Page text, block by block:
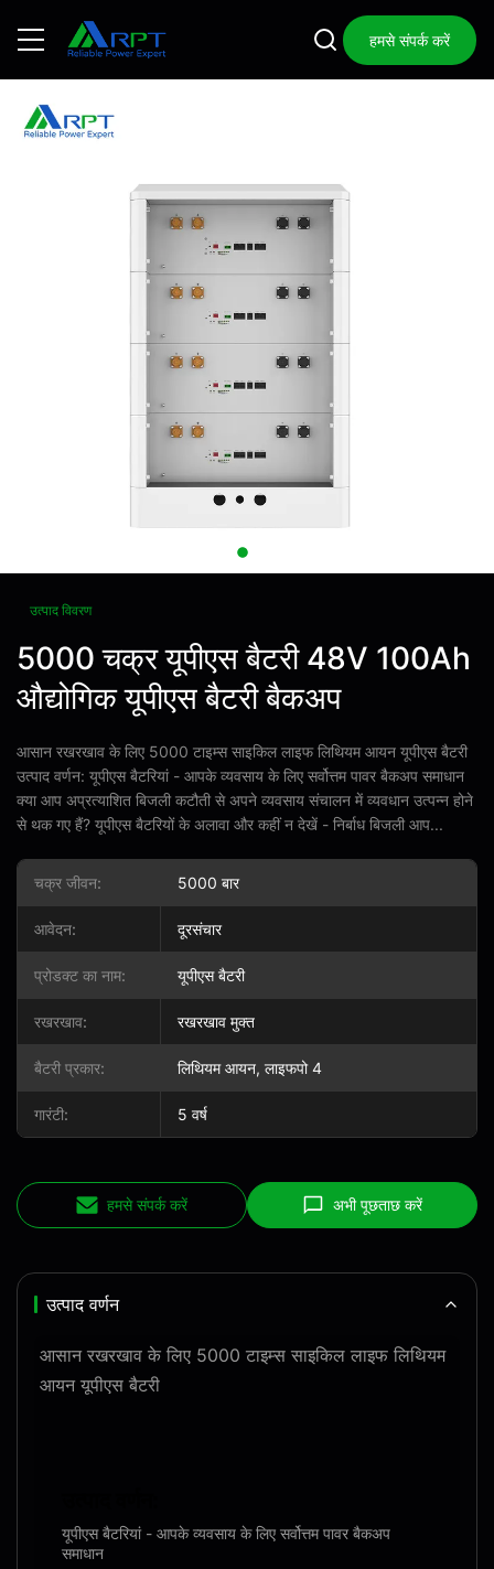
हमसे संपर्क करें
उत्पाद विवरण
5000 चक्र यूपीएस बैटरी 48V 100Ah
औद्योगिक यूपीएस बैटरी बैकअप
आसान रखरखाव के लिए 5000 टाइम्स साइकिल लाइफ लिथियम आयन यूपीएस बैटरी
उत्पाद वर्णन: यूपीएस बैटरियां - आपके व्यवसाय के लिए सर्वोत्तम पावर बैकअप समाधान
क्या आप अप्रत्याशित बिजली कटौती से अपने व्यवसाय संचालन में व्यवधान उत्पन्न होने
से थक गए हैं? यूपीएस बैटरियों के अलावा और कहीं न देखें - निर्बाध बिजली आप...
चक्र जीवन: 5000 बार
आवेदन: दूरसंचार
प्रोडक्ट का नाम: यूपीएस बैटरी
रखरखाव: रखरखाव मुक्त
बैटरी प्रकार: लिथियम आयन, लाइफपो 4
गारंटी: 5 वर्ष
हमसे संपर्क करें अभी पूछताछ करें
उत्पाद वर्णन
आसान रखरखाव के लिए 5000 टाइम्स साइकिल लाइफ लिथियम
आयन यूपीएस बैटरी
यूपीएस बैटरियां - आपके व्यवसाय के लिए सर्वोत्तम पावर बैकअप
समाधान